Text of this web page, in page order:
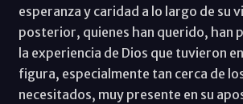
esperanza y caridad a lo largo de su
posterior, quienes han querido, han
la experiencia de Dios que tuvieron
figura, especialmente tan cerca de
necesitados, muy presente en su